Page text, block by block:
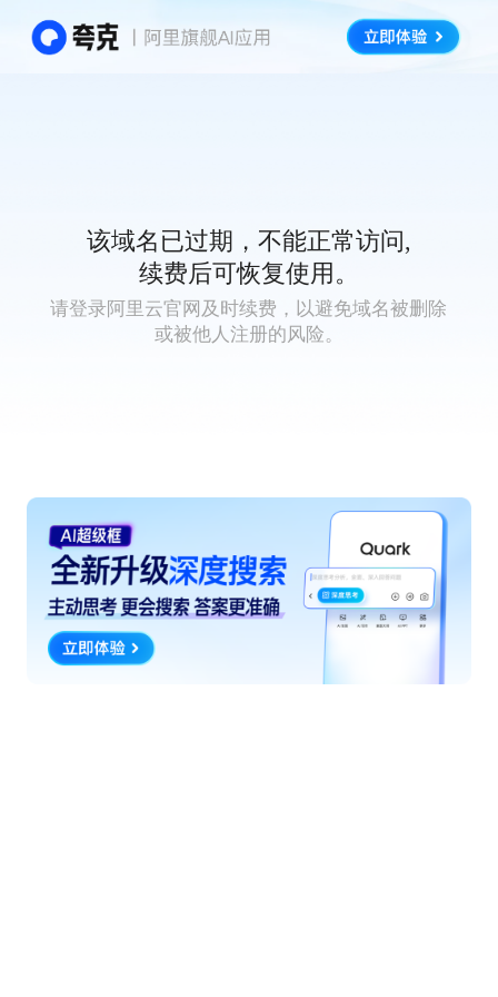
该域名已过期，不能正常访问,
续费后可恢复使用。
请登录阿里云官网及时续费，以避免域名被删除
或被他人注册的风险。